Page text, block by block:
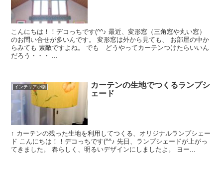
こんにちは！！デコっちです(^^♪ 最近、変形窓（三角窓や丸い窓）
のお問い合せが多いんです。 変形窓は外から見ても、 お部屋の中か
らみても 素敵ですよね。 でも どうやってカーテンつけたらいいん
だろう・・・ ...
インテリア小物
カーテンの生地でつくるランプシ
ェード
↑ カーテンの残った生地を利用してつくる、オリジナルランプシェー
ド こんにちは！！デコっちです(^^♪ 先日、ランプシェードが上がっ
てきました。 春らしく、明るいデザインにしましたよ。 ヨー...